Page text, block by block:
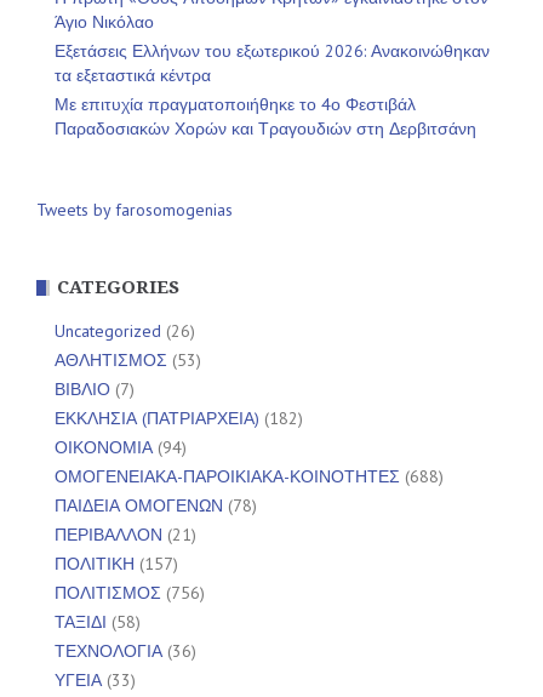
Άγιο Νικόλαο
Εξετάσεις Ελλήνων του εξωτερικού 2026: Ανακοινώθηκαν
τα εξεταστικά κέντρα
Με επιτυχία πραγματοποιήθηκε το 4ο Φεστιβάλ
Παραδοσιακών Χορών και Τραγουδιών στη Δερβιτσάνη
Tweets by farosomogenias
CATEGORIES
Uncategorized (26)
ΑΘΛΗΤΙΣΜΟΣ (53)
ΒΙΒΛΙΟ (7)
ΕΚΚΛΗΣΙΑ (ΠΑΤΡΙΑΡΧΕΙΑ) (182)
ΟΙΚΟΝΟΜΙΑ(94)
ΟΜΟΓΕΝΕΙΑΚΑ-ΠΑΡΟΙΚΙΑΚΑ-ΚΟΙΝΟΤΗΤΕΣ (688)
ΠΑΙΔΕΙΑ ΟΜΟΓΕΝΩΝ (78)
ΠΕΡΙΒΑΛΛΟΝ (21)
ΠΟΛΙΤΙΚΗ (157)
ΠΟΛΙΤΙΣΜΟΣ (756)
ΤΑΞΙΔΙ (58)
ΤΕΧΝΟΛΟΓΙΑ(36)
ΥΓΕΙΑ(33)